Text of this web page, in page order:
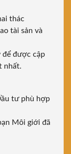
thác
tài sản và
để được cập
nhất.
tư phù hợp
Môi giới đã